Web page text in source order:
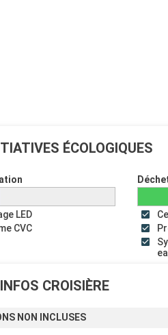
ÉCOLOGIQUES
LED
CVC
INFOS CROISIÈRE
NON INCLUSES